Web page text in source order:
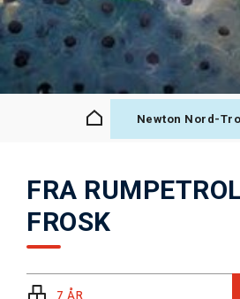
Newton Nord-
FRA
FROSK
7 ÅR